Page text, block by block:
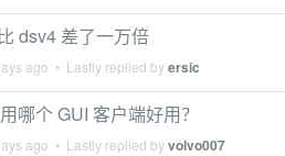
dsv4 差了一万倍
ago • Lastly replied byersic
哪个 GUI 客户端好用？
ago • Lastly replied byvolvo007